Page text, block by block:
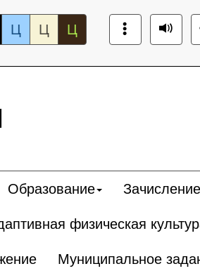
Ц Ц Ц
Образование
физическая
Муниципальное